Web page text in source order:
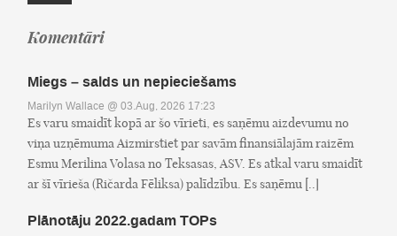
Komentāri
Miegs – salds un nepieciešams
Marilyn Wallace @ 03.Aug, 2026 17:23
Es varu smaidīt kopā ar šo vīrieti, es saņēmu aizdevumu no
viņa uzņēmuma Aizmirstiet par savām finansiālajām raizēm
Esmu Merilina Volasa no Teksasas, ASV. Es atkal varu smaidīt
ar šī vīrieša (Ričarda Fēliksa) palīdzību. Es saņēmu [..]
Plānotāju 2022.gadam TOPs